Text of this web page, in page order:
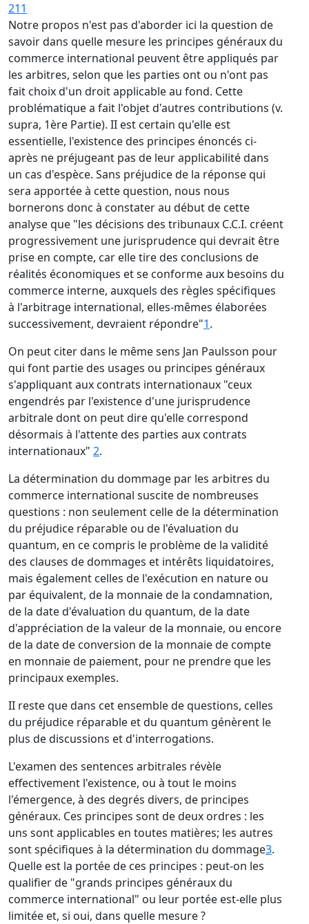
211
Notre propos n'est pas d'aborder ici la question de
savoir dans quelle mesure les principes généraux du
commerce international peuvent être appliqués par
les arbitres, selon que les parties ont ou n'ont pas
fait choix d'un droit applicable au fond. Cette
problématique a fait l'objet d'autres contributions (v.
supra, 1ère Partie). II est certain qu'elle est
essentielle, l'existence des principes énoncés ci-
après ne préjugeant pas de leur applicabilité dans
un cas d'espèce. Sans préjudice de la réponse qui
sera apportée à cette question, nous nous
bornerons donc à constater au début de cette
analyse que "les décisions des tribunaux C.C.I. créent
progressivement une jurisprudence qui devrait être
prise en compte, car elle tire des conclusions de
réalités économiques et se conforme aux besoins du
commerce interne, auxquels des règles spécifiques
à l'arbitrage international, elles-mêmes élaborées
successivement, devraient répondre"1.
On peut citer dans le même sens Jan Paulsson pour
qui font partie des usages ou principes généraux
s'appliquant aux contrats internationaux "ceux
engendrés par l'existence d'une jurisprudence
arbitrale dont on peut dire qu'elle correspond
désormais à l'attente des parties aux contrats
internationaux" 2.
La détermination du dommage par les arbitres du
commerce international suscite de nombreuses
questions : non seulement celle de la détermination
du préjudice réparable ou de l'évaluation du
quantum, en ce compris le problème de la validité
des clauses de dommages et intérêts liquidatoires,
mais également celles de l'exécution en nature ou
par équivalent, de la monnaie de la condamnation,
de la date d'évaluation du quantum, de la date
d'appréciation de la valeur de la monnaie, ou encore
de la date de conversion de la monnaie de compte
en monnaie de paiement, pour ne prendre que les
principaux exemples.
II reste que dans cet ensemble de questions, celles
du préjudice réparable et du quantum génèrent le
plus de discussions et d'interrogations.
L'examen des sentences arbitrales révèle
effectivement l'existence, ou à tout le moins
l'émergence, à des degrés divers, de principes
généraux. Ces principes sont de deux ordres : les
uns sont applicables en toutes matières; les autres
sont spécifiques à la détermination du dommage3.
Quelle est la portée de ces principes : peut-on les
qualifier de "grands principes généraux du
commerce international" ou leur portée est-elle plus
limitée et, si oui, dans quelle mesure ?